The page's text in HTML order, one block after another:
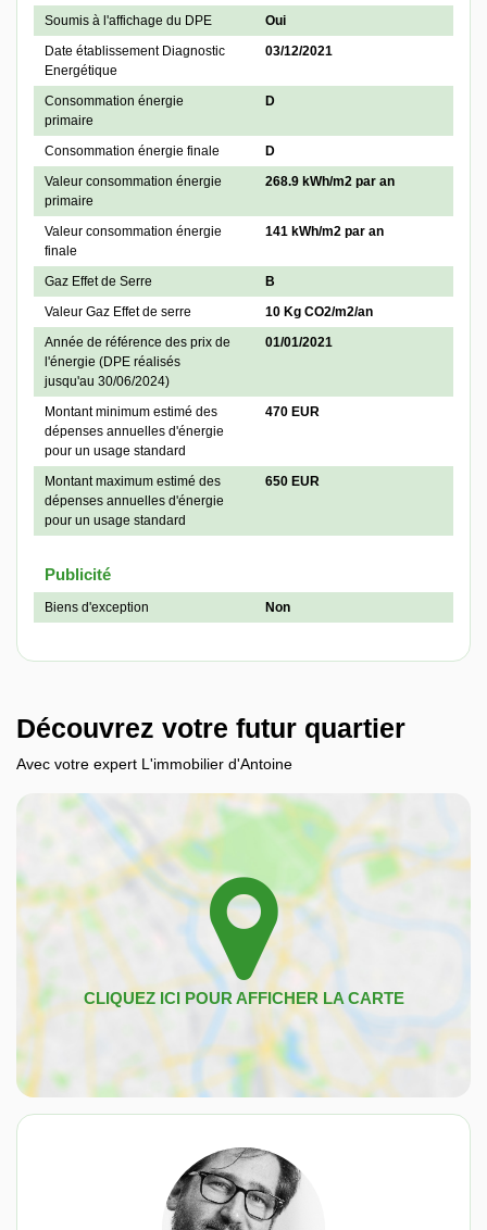
Soumis à l'affichage du DPE
Oui
Date établissement Diagnostic
Energétique
03/12/2021
Consommation énergie
primaire
D
Consommation énergie finale
D
Valeur consommation énergie
primaire
268.9 kWh/m2 par an
Valeur consommation énergie
finale
141 kWh/m2 par an
Gaz Effet de Serre
B
Valeur Gaz Effet de serre
10 Kg CO2/m2/an
Année de référence des prix de
l'énergie (DPE réalisés
jusqu'au 30/06/2024)
01/01/2021
Montant minimum estimé des
dépenses annuelles d'énergie
pour un usage standard
470 EUR
Montant maximum estimé des
dépenses annuelles d'énergie
pour un usage standard
650 EUR
Publicité
Biens d'exception Non
Découvrez votre futur quartier
Avec votre expert L'immobilier d'Antoine